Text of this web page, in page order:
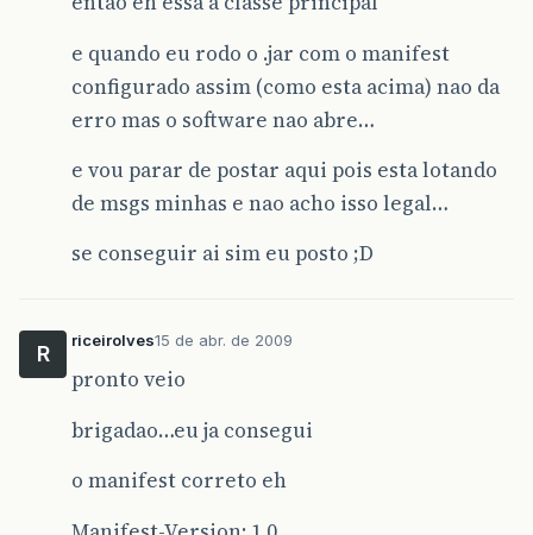
e quando eu rodo o .jar com o manifest
configurado assim (como esta acima) nao da
erro mas o software nao abre…
e vou parar de postar aqui pois esta lotando
de msgs minhas e nao acho isso legal…
se conseguir ai sim eu posto ;D
R
riceirolves15 de abr. de 2009
pronto veio
brigadao…eu ja consegui
o manifest correto eh